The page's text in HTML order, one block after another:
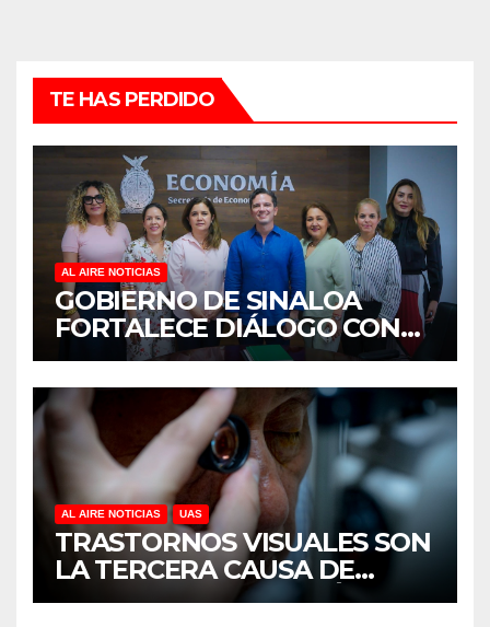
TE HAS PERDIDO
AL AIRE NOTICIAS
GOBIERNO DE SINALOA
FORTALECE DIÁLOGO CON
MUJERES EMPRESARIAS DE
CULIACÁN
AL AIRE NOTICIAS UAS
TRASTORNOS VISUALES SON
LA TERCERA CAUSA DE
DISCAPACIDAD EN MÉXICO,